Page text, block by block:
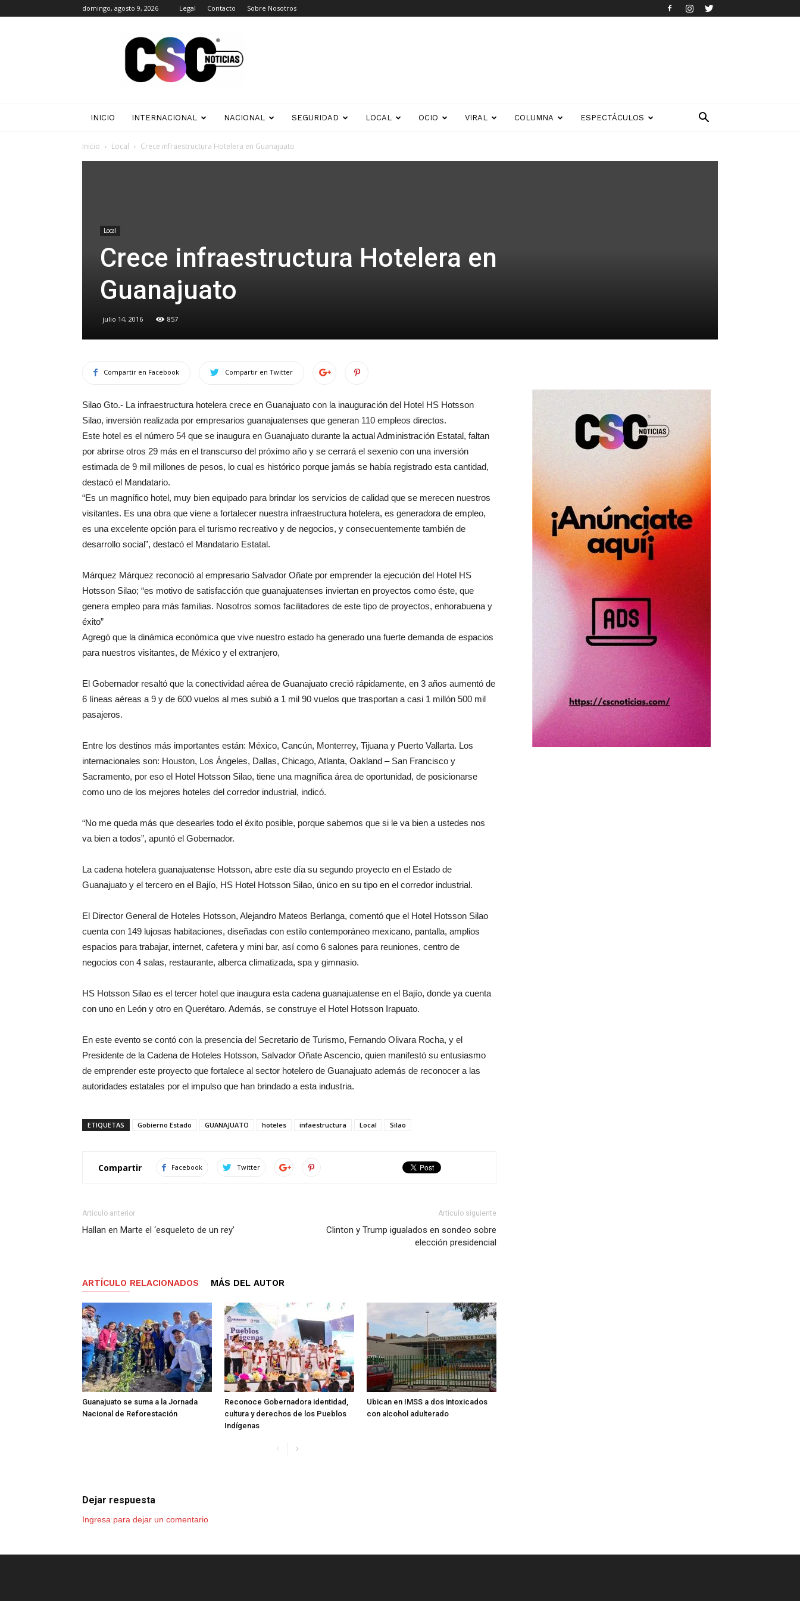
domingo, agosto 9, 2026 Legal Contacto Sobre Nosotros
Noticias
INICIO INTERNACIONAL NACIONAL SEGURIDAD LOCAL OCIO VIRAL COLUMNA ESPECTÁCULOS
Inicio Local Crece infraestructura Hotelera en Guanajuato
Local
Crece infraestructura Hotelera en
Guanajuato
julio 14, 2016 857
Compartir en Facebook Compartir en Twitter
Silao Gto.- La infraestructura hotelera crece en Guanajuato con la inauguración del Hotel HS Hotsson
Silao, inversión realizada por empresarios guanajuatenses que generan 110 empleos directos.
Este hotel es el número 54 que se inaugura en Guanajuato durante la actual Administración Estatal, faltan
por abrirse otros 29 más en el transcurso del próximo año y se cerrará el sexenio con una inversión
estimada de 9 mil millones de pesos, lo cual es histórico porque jamás se había registrado esta cantidad,
destacó el Mandatario.
“Es un magnífico hotel, muy bien equipado para brindar los servicios de calidad que se merecen nuestros
visitantes. Es una obra que viene a fortalecer nuestra infraestructura hotelera, es generadora de empleo,
es una excelente opción para el turismo recreativo y de negocios, y consecuentemente también de
desarrollo social”, destacó el Mandatario Estatal.
Márquez Márquez reconoció al empresario Salvador Oñate por emprender la ejecución del Hotel HS
Hotsson Silao; “es motivo de satisfacción que guanajuatenses inviertan en proyectos como éste, que
genera empleo para más familias. Nosotros somos facilitadores de este tipo de proyectos, enhorabuena y
éxito”
Agregó que la dinámica económica que vive nuestro estado ha generado una fuerte demanda de espacios
para nuestros visitantes, de México y el extranjero,
El Gobernador resaltó que la conectividad aérea de Guanajuato creció rápidamente, en 3 años aumentó de
6 líneas aéreas a 9 y de 600 vuelos al mes subió a 1 mil 90 vuelos que trasportan a casi 1 millón 500 mil
pasajeros.
Entre los destinos más importantes están: México, Cancún, Monterrey, Tijuana y Puerto Vallarta. Los
internacionales son: Houston, Los Ángeles, Dallas, Chicago, Atlanta, Oakland – San Francisco y
Sacramento, por eso el Hotel Hotsson Silao, tiene una magnífica área de oportunidad, de posicionarse
como uno de los mejores hoteles del corredor industrial, indicó.
“No me queda más que desearles todo el éxito posible, porque sabemos que si le va bien a ustedes nos
va bien a todos”, apuntó el Gobernador.
La cadena hotelera guanajuatense Hotsson, abre este día su segundo proyecto en el Estado de
Guanajuato y el tercero en el Bajío, HS Hotel Hotsson Silao, único en su tipo en el corredor industrial.
El Director General de Hoteles Hotsson, Alejandro Mateos Berlanga, comentó que el Hotel Hotsson Silao
cuenta con 149 lujosas habitaciones, diseñadas con estilo contemporáneo mexicano, pantalla, amplios
espacios para trabajar, internet, cafetera y mini bar, así como 6 salones para reuniones, centro de
negocios con 4 salas, restaurante, alberca climatizada, spa y gimnasio.
HS Hotsson Silao es el tercer hotel que inaugura esta cadena guanajuatense en el Bajío, donde ya cuenta
con uno en León y otro en Querétaro. Además, se construye el Hotel Hotsson Irapuato.
En este evento se contó con la presencia del Secretario de Turismo, Fernando Olivara Rocha, y el
Presidente de la Cadena de Hoteles Hotsson, Salvador Oñate Ascencio, quien manifestó su entusiasmo
de emprender este proyecto que fortalece al sector hotelero de Guanajuato además de reconocer a las
autoridades estatales por el impulso que han brindado a esta industria.
ETIQUETAS Gobierno Estado GUANAJUATO hoteles infaestructura Local Silao
Compartir Facebook Twitter
Artículo anterior
Hallan en Marte el ‘esqueleto de un rey’
Artículo siguiente
Clinton y Trump igualados en sondeo sobre
elección presidencial
ARTÍCULO RELACIONADOS MÁS DEL AUTOR
Guanajuato se suma a la Jornada
Nacional de Reforestación
Reconoce Gobernadora identidad,
cultura y derechos de los Pueblos
Indígenas
Ubican en IMSS a dos intoxicados
con alcohol adulterado
Dejar respuesta
Ingresa para dejar un comentario